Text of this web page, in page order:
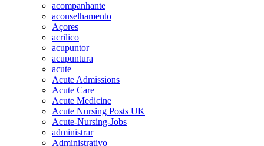
acompanhante
aconselhamento
Açores
acrilico
acupuntor
acupuntura
acute
Acute Admissions
Acute Care
Acute Medicine
Acute Nursing Posts UK
Acute-Nursing-Jobs
administrar
Administrativo